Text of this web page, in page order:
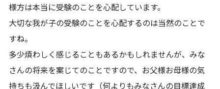
様方は本当に受験のことを心配しています。
大切な我が子の受験のことを心配するのは当然のことで
すね。
多少煩わしく感じることもあるかもしれませんが、みな
さんの将来を案じてのことですので、お父様お母様の気
持ちも汲んでほしいです（何よりもみなさんの目標達成